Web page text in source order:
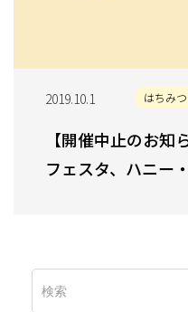
2019.10.1 はちみ
【開催中止のお知
フェスタ、ハニー